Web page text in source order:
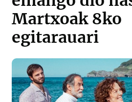
Martxoak 8ko
egitarauari